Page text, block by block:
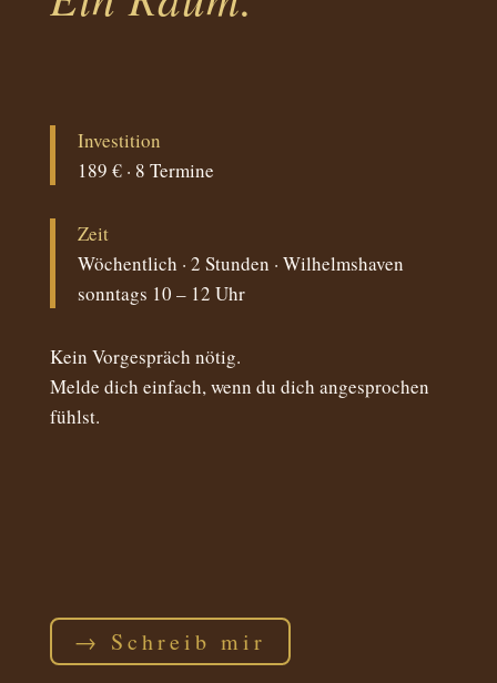
Investition
189 € · 8 Termine
Zeit
Wöchentlich · 2 Stunden · Wilhelmshaven
sonntags 10 – 12 Uhr
Kein Vorgespräch nötig.
Melde dich einfach, wenn du dich angesprochen
fühlst.
→ Schreib mir